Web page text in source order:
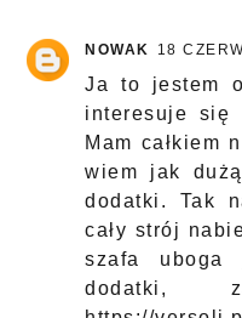
NOWAK 18
Ja to jestem
interesuje
Mam całkiem
wiem jak
dodatki. Tak
cały strój
szafa uboga
dodatki,